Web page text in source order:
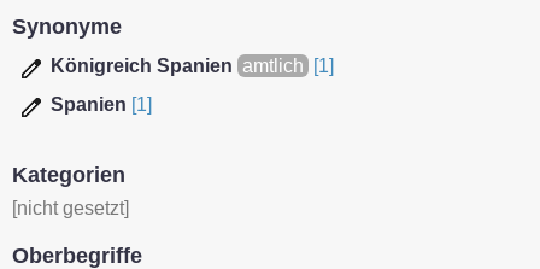
Synonyme
Königreich Spanien amtlich
[1]
Spanien [1]
Kategorien
[nicht gesetzt]
Oberbegriffe